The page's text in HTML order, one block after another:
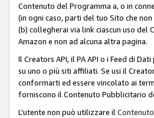
Contenuto del Programma a, o in
(in ogni caso, parti del tuo Sito che
(b) collegherai via link ciascun uso
Amazon e non ad alcuna altra pagina.
Il Creators API, il PA API o i Feed di
su uno o più siti affiliati. Se usi il
conformarti ed essere vincolato ai
forniscono il Contenuto Pubblicitario
L'utente non può utilizzare il